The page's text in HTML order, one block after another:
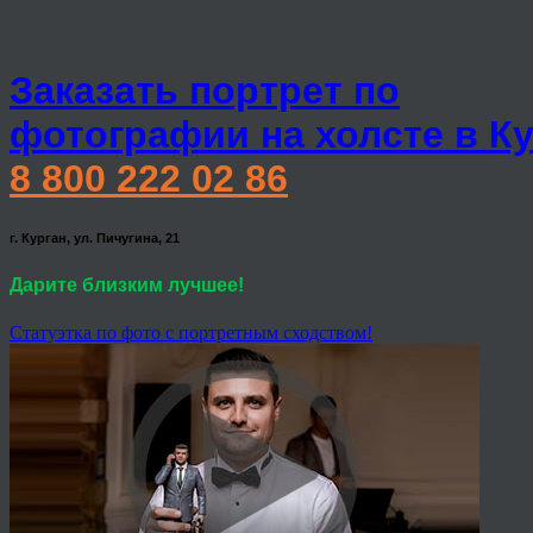
Заказать портрет по
фотографии на холсте в
8 800 222 02 86
г. Курган, ул. Пичугина, 21
Дарите близким лучшее!
Статуэтка по фото с портретным сходством!